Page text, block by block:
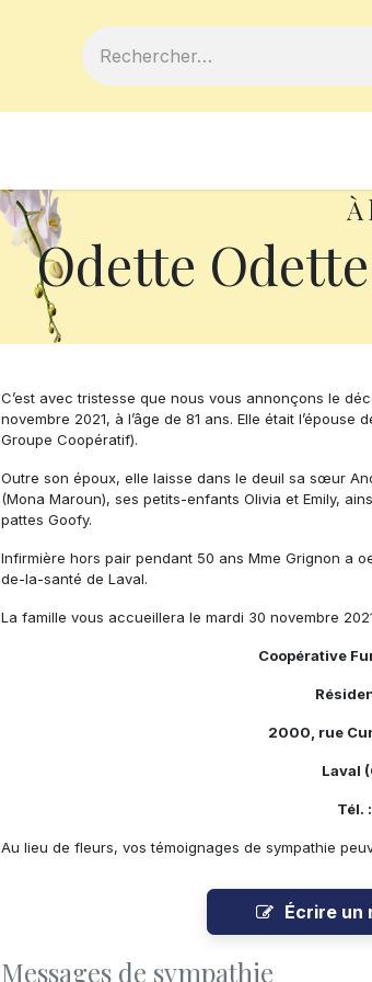
À
Odette
C’est avec tristesse que nous vous annonçons le
novembre 2021, à l’âge de 81 ans. Elle était
Groupe Coopératif).
Outre son époux, elle laisse dans le deuil sa sœur
(Mona Maroun), ses petits-enfants Olivia et Emily,
pattes Goofy.
Infirmière hors pair pendant 50 ans Mme Grignon a
de-la-santé de Laval.
La famille vous accueillera le mardi 30 novembre
Coopérative
2000, rue
Laval
Tél.
Au lieu de fleurs, vos témoignages de sympathie
Écrire un
Messages de sympathie